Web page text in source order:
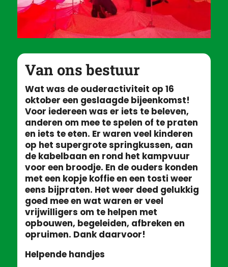
Van ons bestuur
Wat was de ouderactiviteit op 16
oktober een geslaagde bijeenkomst!
Voor iedereen was er iets te beleven,
anderen om mee te spelen of te praten
en iets te eten. Er waren veel kinderen
op het supergrote springkussen, aan
de kabelbaan en rond het kampvuur
voor een broodje. En de ouders konden
met een kopje koffie en een tosti weer
eens bijpraten. Het weer deed gelukkig
goed mee en wat waren er veel
vrijwilligers om te helpen met
opbouwen, begeleiden, afbreken en
opruimen. Dank daarvoor!
Helpende handjes